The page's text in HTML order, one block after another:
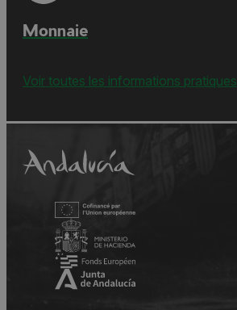
Monnaie
Voir toutes les informations pratiques